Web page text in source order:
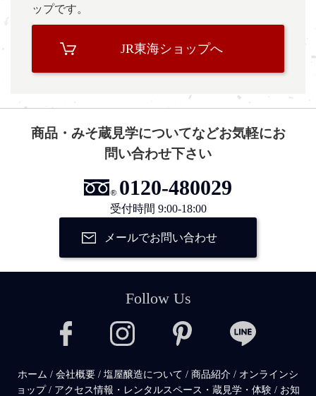
ップです。
JR東海ショップへ
商品・みそ蔵見学についてなどお気軽にお
問い合わせ下さい
0120-480029
受付時間 9:00-18:00
メールでお問い合わせ
Follow Us
ホーム / 会社概要 / 塩屋醸造について / 商品紹介 / オンラインシ
ョップ/ アクセス情報・レンタルスペース・蔵見学・体験 / お知